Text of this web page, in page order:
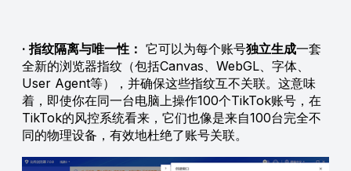
· 指纹隔离与唯一性： 它可以为每个账号独立生成一套
全新的浏览器指纹（包括Canvas、WebGL、字体、
User Agent等），并确保这些指纹互不关联。这意味
着，即使你在同一台电脑上操作100个TikTok账号，在
TikTok的风控系统看来，它们也像是来自100台完全不
同的物理设备，有效地杜绝了账号关联。